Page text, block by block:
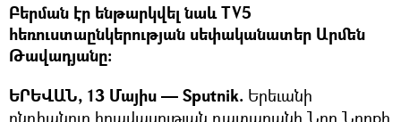
Բերման էր ենթարկվել նաև TV5
հեռուստաընկերության սեփականատեր Արմեն
Թավադյանը:
ԵՐԵՎԱՆ, 13 Մայիս — Sputnik. Երեւանի
ընդհանուր իրավասության դատարանի Նոր Նորքի